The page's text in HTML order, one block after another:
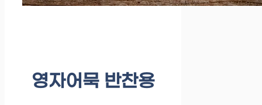
영자어묵 반찬용